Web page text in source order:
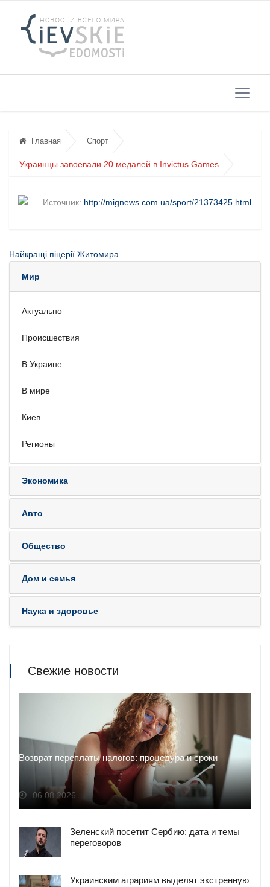
Главная Спорт
Украинцы завоевали 20 медалей в Invictus Games
Источник: http://mignews.com.ua/sport/21373425.html
Найкращі піцерії Житомира
Мир
Актуально
Происшествия
В Украине
В мире
Киев
Регионы
Экономика
Авто
Общество
Дом и семья
Наука и здоровье
Свежие новости
Возврат переплаты налогов: процедура и сроки
06.08.2026
Зеленский посетит Сербию: дата и темы
переговоров
Украинским аграриям выделят экстренную